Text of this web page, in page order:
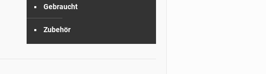
Gebraucht
Zubehör